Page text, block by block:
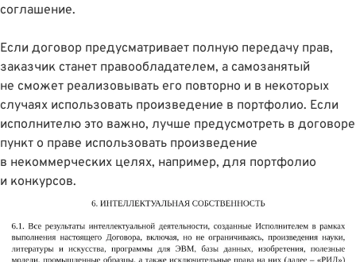
соглашение.
Если договор предусматривает полную передачу прав,
заказчик станет правообладателем, а самозанятый
не сможет реализовывать его повторно и в некоторых
случаях использовать произведение в портфолио. Если
исполнителю это важно, лучше предусмотреть в договоре
пункт о праве использовать произведение
в некоммерческих целях, например, для портфолио
и конкурсов.